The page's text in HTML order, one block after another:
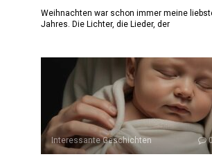
Weihnachten war schon immer meine
Jahres. Die Lichter, die Lieder, der
Interessante Geschichten 0